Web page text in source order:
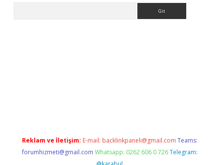
Reklam ve İletişim: E-mail: backlinkpaneli@gmail.com Teams:
forumhizmeti@gmail.com Whatsapp: 0262 606 0 726 Telegram: